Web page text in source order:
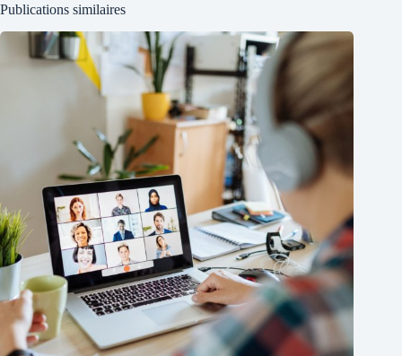
Publications similaires